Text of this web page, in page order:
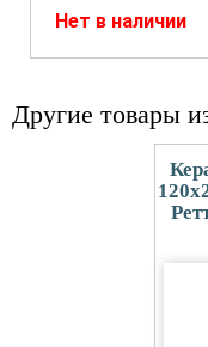
Нет в наличии
Другие товары